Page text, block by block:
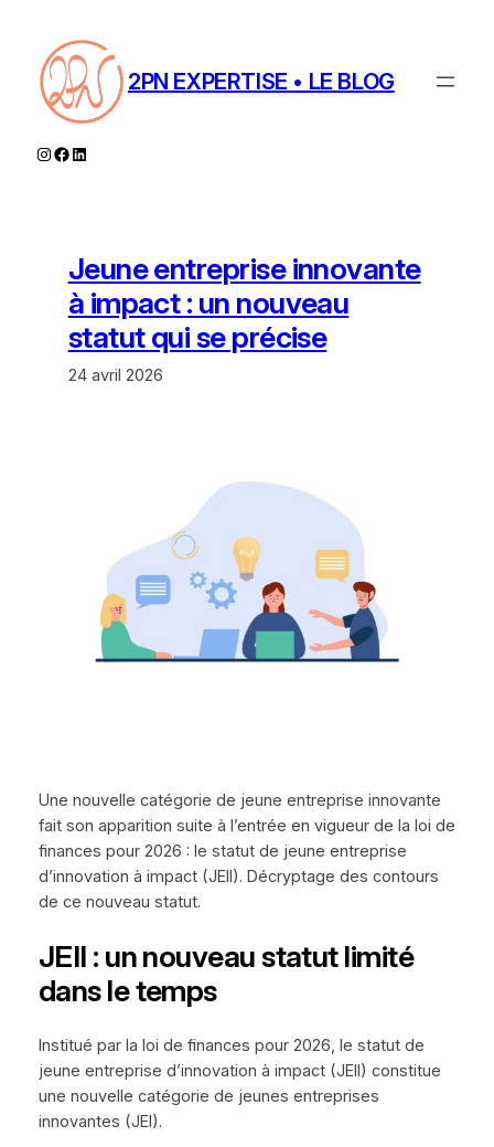
contenu
2PN EXPERTISE • LE BLOG
Instagram
Facebook
LinkedIn
Jeune entreprise innovante
à impact : un nouveau
statut qui se précise
24 avril 2026
Une nouvelle catégorie de jeune entreprise innovante
fait son apparition suite à l’entrée en vigueur de la loi de
finances pour 2026 : le statut de jeune entreprise
d’innovation à impact (JEII). Décryptage des contours
de ce nouveau statut.
JEII : un nouveau statut limité
dans le temps
Institué par la loi de finances pour 2026, le statut de
jeune entreprise d’innovation à impact (JEII) constitue
une nouvelle catégorie de jeunes entreprises
innovantes (JEI).